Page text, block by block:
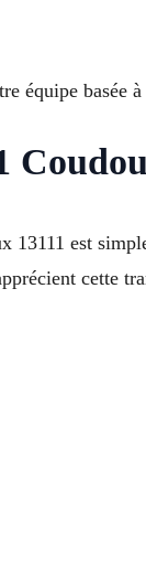
équipe basée
est
cette